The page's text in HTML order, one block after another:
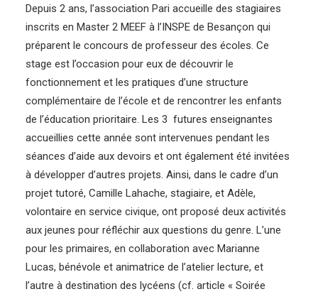
Depuis 2 ans, l’association Pari accueille des stagiaires
inscrits en Master 2 MEEF à l’INSPE de Besançon qui
préparent le concours de professeur des écoles. Ce
stage est l’occasion pour eux de découvrir le
fonctionnement et les pratiques d’une structure
complémentaire de l’école et de rencontrer les enfants
de l’éducation prioritaire. Les 3 futures enseignantes
accueillies cette année sont intervenues pendant les
séances d’aide aux devoirs et ont également été invitées
à développer d’autres projets. Ainsi, dans le cadre d’un
projet tutoré, Camille Lahache, stagiaire, et Adèle,
volontaire en service civique, ont proposé deux activités
aux jeunes pour réfléchir aux questions du genre. L’une
pour les primaires, en collaboration avec Marianne
Lucas, bénévole et animatrice de l’atelier lecture, et
l’autre à destination des lycéens (cf. article « Soirée